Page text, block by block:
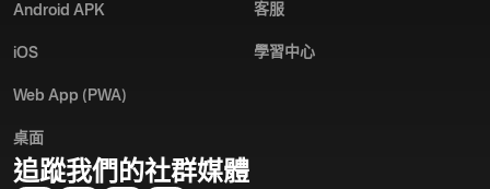
Android APK
iOS
Web App (PWA)
桌面
客服
學習中心
追蹤我們的社群媒體